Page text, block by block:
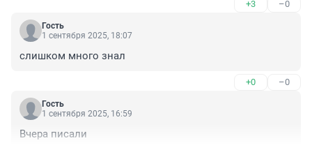
полицию уже позвонила, и в лизаалерт тоже.+3 –0
Гость
1 сентября 2025, 18:07
слишком много знал
+0 –0
Гость
1 сентября 2025, 16:59
Вчера писали